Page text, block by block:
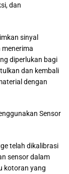
dan
sinyal
diperlukan bagi
dan kembali
dengan
Sensor
telah dikalibrasi
sensor dalam
kotoran yang